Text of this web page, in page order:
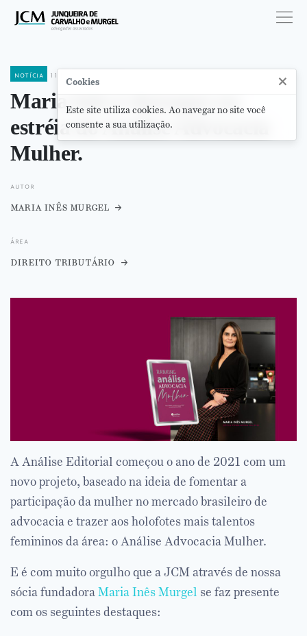
notícia 11 de março de 2021
Maria Inês é destaque na
estréia do Análise Advocacia
Mulher.
autor
maria inês murgel
área
direito tributário
A Análise Editorial começou o ano de 2021 com um
novo projeto, baseado na ideia de fomentar a
participação da mulher no mercado brasileiro de
advocacia e trazer aos holofotes mais talentos
femininos da área: o Análise Advocacia Mulher.
E é com muito orgulho que a JCM através de nossa
sócia fundadoraMaria Inês Murgel se faz presente
com os seguintes destaques:
Cookies ×
Este site utiliza cookies. Ao navegar no site você
consente a sua utilização.